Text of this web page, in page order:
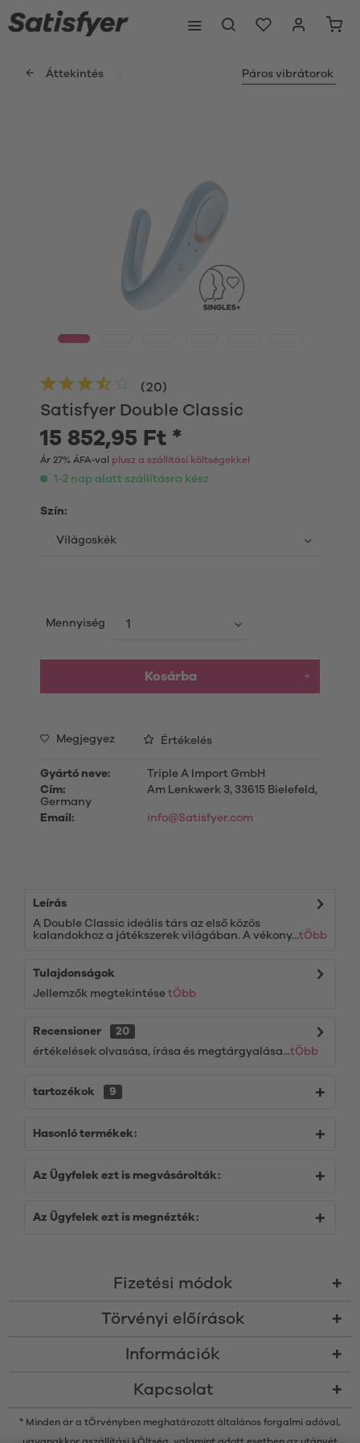
Áttekintés Páros vibrátorok
Satisfyer Double Classic
(20)
15 852,95 Ft *
Ár 27% ÁFA-val plusz a szállítási költségekkel
1-2 nap alatt szállításra kész
Szín:
Mennyiség
Kosárba
Megjegyez Értékelés
Gyártó neve:
Triple A Import GmbH
Cím:
Am Lenkwerk 3, 33615 Bielefeld,
Germany
Email:
info@Satisfyer.com
Leírás
A Double Classic ideális társ az első közös
kalandokhoz a játékszerek világában. A vékony...tÖbb
Tulajdonságok
Jellemzők megtekintése tÖbb
Recensioner
20
értékelések olvasása, írása és megtárgyalása...tÖbb
tartozékok 9
Hasonló termékek:
Az Ügyfelek ezt is megvásárolták:
Az Ügyfelek ezt is megnézték:
Fizetési módok
Törvényi előírások
Információk
Kapcsolat
* Minden ár a tÖrvényben meghatározott általános forgalmi adóval,